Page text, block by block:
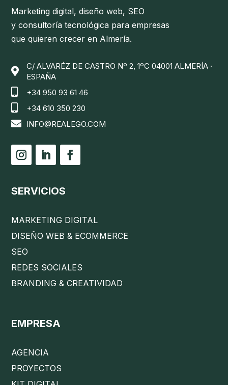
Marketing digital, diseño web, SEO
y consultoría tecnológica para empresas
que quieren crecer en Almería.

C/ ALVARÉZ DE CASTRO Nº 2, 1ºC 04001 ALMERÍA ·
ESPAÑA
 +34 950 93 61 46
 +34 610 350 230
 INFO@REALEGO.COM
SERVICIOS
MARKETING DIGITAL
DISEÑO WEB & ECOMMERCE
SEO
REDES SOCIALES
BRANDING & CREATIVIDAD
EMPRESA
AGENCIA
PROYECTOS